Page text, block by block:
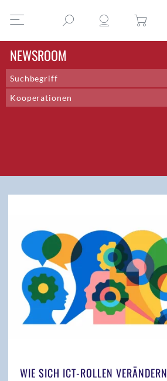
NEWSROOM
Kooperationen
Kategorie
Fachgruppen
ICT-Versicherungen
Interview
IT & Recht
Jahresbericht 2018
Kooperationen
Kurzprofile
Magazin
Magazin 01/2021
WIE SICH ICT-ROLLEN VERÄNDERN